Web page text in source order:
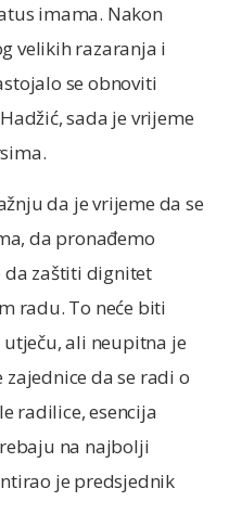
imama. Nakon
velikih razaranja i
se obnoviti
sada je vrijeme
da je vrijeme da se
da pronađemo
da zaštiti dignitet
radu. To neće biti
ali neupitna je
da se radi o
radilice, esencija
na najbolji
je predsjednik